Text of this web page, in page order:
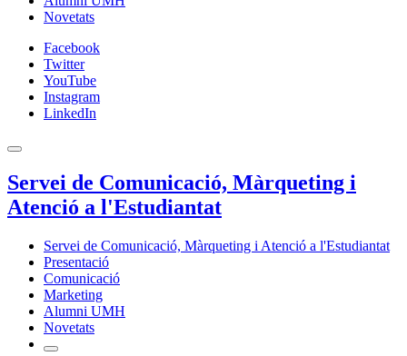
Novetats
Facebook
Twitter
YouTube
Instagram
LinkedIn
Servei de Comunicació, Màrqueting i
Atenció a l'Estudiantat
Servei de Comunicació, Màrqueting i Atenció a l'Estudiantat
Presentació
Comunicació
Marketing
Alumni UMH
Novetats